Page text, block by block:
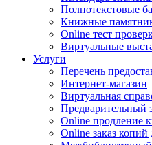
Полнотекстовые
Книжные
Online тест
Виртуальные
Услуги
Перечень
Интернет-магазин
Виртуальная
Предварительный
Online продление
Online заказ копий